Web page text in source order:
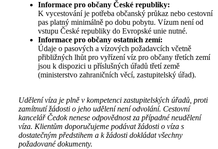
Informace pro občany České republiky:
K vycestování je potřeba občanský průkaz nebo cestovní
pas platný minimálně po dobu pobytu. Vízum není od
vstupu České republiky do Evropské unie nutné.
Informace pro občany ostatních zemí:
Údaje o pasových a vízových požadavcích včetně
přibližných lhůt pro vyřízení víz pro občany třetích zemí
jsou k dispozici u příslušných úřadů třetí země
(ministerstvo zahraničních věcí, zastupitelský úřad).
Udělení víza je plně v kompetenci zastupitelských úřadů, proti
zamítnutí žádosti o jeho udělení není odvolání. Cestovní
kancelář Čedok nenese odpovědnost za případné neudělení
víza. Klientům doporučujeme podávat žádosti o víza s
dostatečným předstihem a k žádosti dokládat všechny
požadované dokumenty.